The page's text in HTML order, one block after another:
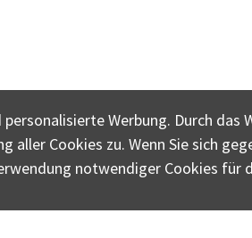
Werbung. Durch das
aller Cookies zu. Wenn Sie sich
notwendiger Cookies für
©
plus.ch ist eine